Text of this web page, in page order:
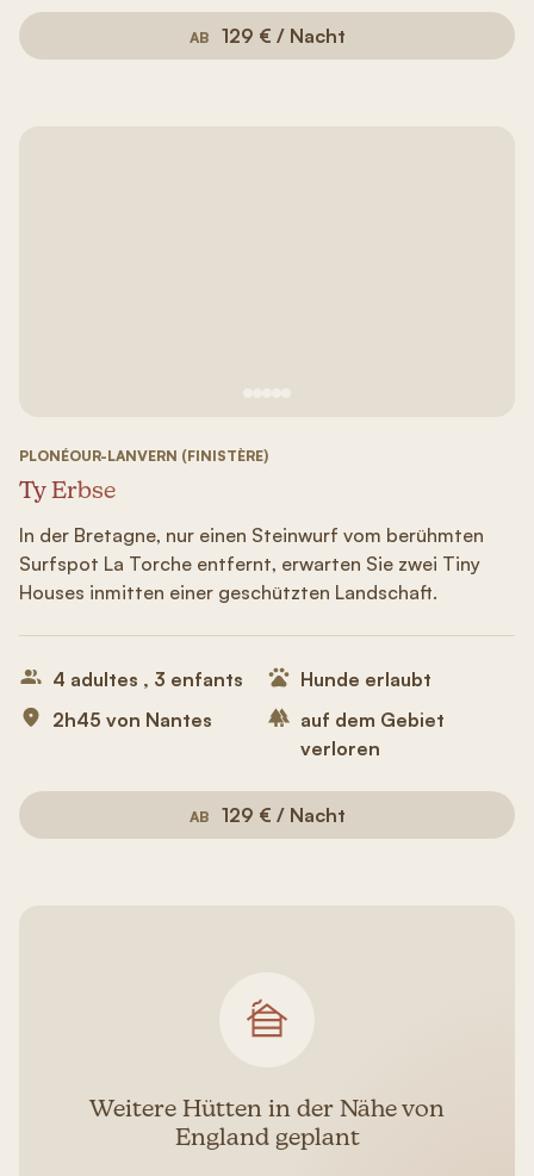
AB 129 € / Nacht
PLONÉOUR-LANVERN (FINISTÈRE)
Ty Erbse
In der Bretagne, nur einen Steinwurf vom berühmten
Surfspot La Torche entfernt, erwarten Sie zwei Tiny
Houses inmitten einer geschützten Landschaft.
4 adultes , 3 enfants
2h45 von Nantes
Hunde erlaubt
auf dem Gebiet
verloren
AB 129 € / Nacht
Weitere Hütten in der Nähe von
England geplant